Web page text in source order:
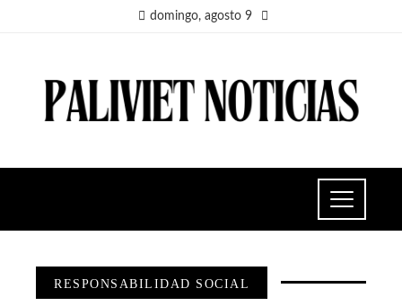
domingo, agosto 9
RESPONSABILIDAD SOCIAL